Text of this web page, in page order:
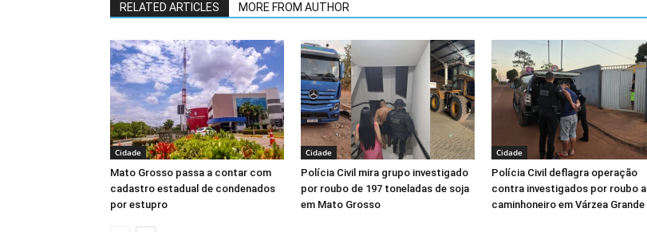
RELATED ARTICLES MORE FROM AUTHOR
Cidade
Mato Grosso passa a contar com
cadastro estadual de condenados
por estupro
Cidade
Polícia Civil mira grupo investigado
por roubo de 197 toneladas de soja
em Mato Grosso
Cidade
Polícia Civil deflagra operação
contra investigados por roubo a
caminhoneiro em Várzea Grande